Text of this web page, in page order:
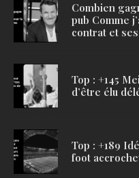
Combien
pub Comme
contrat et
Top : +145
d’être élu
Top : +189
foot